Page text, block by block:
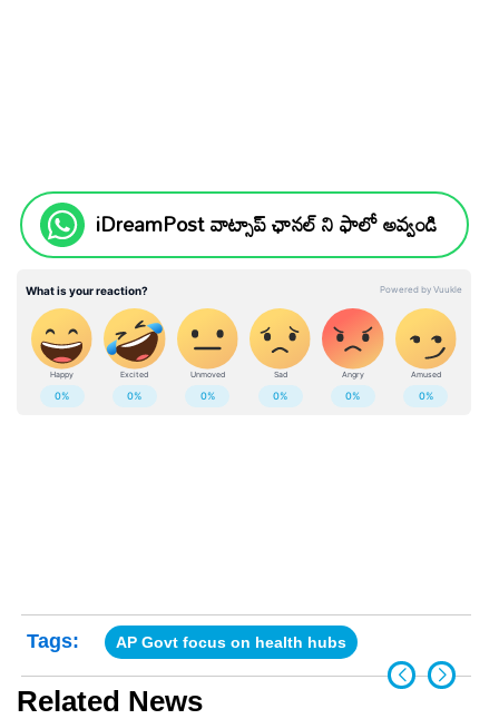
iDreamPost వాట్సాప్ ఛానల్ ని ఫాలో అవ్వండి
Tags: AP Govt focus on health hubs
Related News